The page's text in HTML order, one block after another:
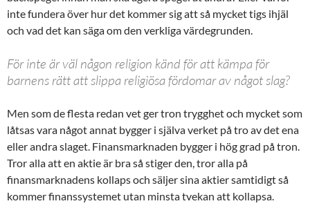
inte fundera över hur det kommer sig att så mycket tigs ihjäl
och vad det kan säga om den verkliga värdegrunden.
För inte är väl någon religion känd för att kämpa för
barnens rätt att slippa religiösa fördomar av något slag?
Men som de flesta redan vet ger tron trygghet och mycket som
låtsas vara något annat bygger i själva verket på tro av det ena
eller andra slaget. Finansmarknaden bygger i hög grad på tron.
Tror alla att en aktie är bra så stiger den, tror alla på
finansmarknadens kollaps och säljer sina aktier samtidigt så
kommer finanssystemet utan minsta tvekan att kollapsa.